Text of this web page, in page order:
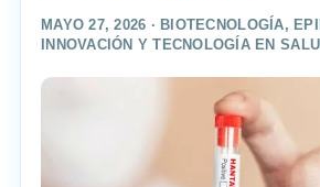
MAYO 27, 2026 · BIOTECNOLOGÍA,
INNOVACIÓN Y TECNOLOGÍA EN